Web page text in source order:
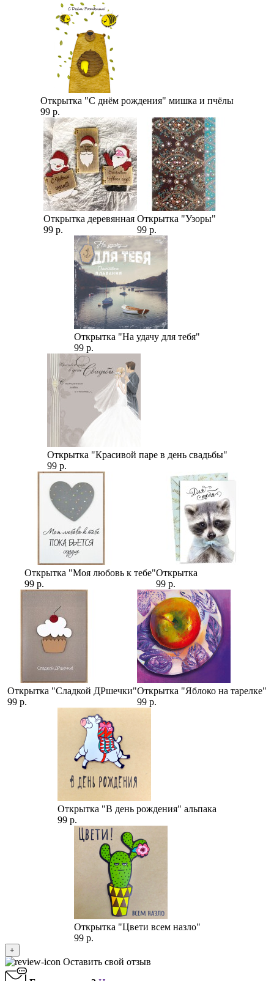
Открытка "С днём рождения" мишка и пчёлы
99 р.
Открытка деревянная
99 р.
Открытка "Узоры"
99 р.
Открытка "На удачу для тебя"
99 р.
Открытка "Красивой паре в день свадьбы"
99 р.
Открытка "Моя любовь к тебе"
99 р.
Открытка
99 р.
Открытка "Сладкой ДРшечки"
99 р.
Открытка "Яблоко на тарелке"
99 р.
Открытка "В день рождения" альпака
99 р.
Открытка "Цвети всем назло"
99 р.
+
Оставить свой отзыв